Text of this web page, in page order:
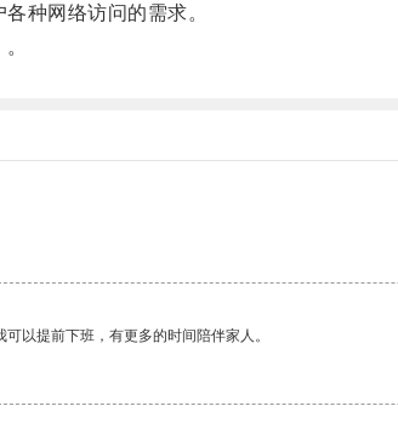
种网络访问的需求。
以提前下班，有更多的时间陪伴家人。